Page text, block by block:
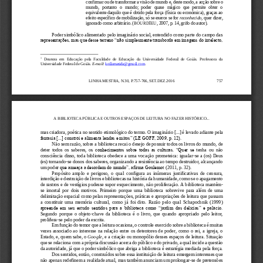
LINHA MESTRA, N.30, P.757-766, SET .DEZ .2016 757
confirmar ou de transformar a visão de mundo e, deste modo, a acção sobre o
mundo,   portanto   o   mundo;   poder   quase   mágico   que   permite   obter   o
equivalente daquilo que é obtido pela força (física ou económica), graças ao
efeito específico de mobilização, só se exerce se for reconhecido, quer dizer,
ignorado como arbitrário. (BOURDIEU, 2007, p. 14, grifo do autor).
Poder simbólico alimentado pelo imaginário social, entendido como parte do campo das
representações, mas que desse terreno “não simplesmente transborda em imagens do intelecto,
1 Doutora  em  Educação  pela  Faculdade  de  Educação  da  Universidade  Federal  de  Goiás.  Professora  da
Universidade Federal de Goiás. E-mail: keilamatida@gmail.com.
A BIBLIOTECA P ÚBLICA E OUTROS ESPAÇOS DE LEITURA NO FAZER HISTÓRICO...
mas criadora, poética no sentido etimológico do termo. O imaginário [...] é levado adiante pela
fantasia [...] constrói e alimenta lendas e mitos” (LE GOFF, 2009, p. 12).
Não sem razão, sobre a biblioteca recai o desejo de possuir todos os livros do mundo, de
deter  todos  os  saberes,  os conhecimentos sobre todas as culturas. “Quer se tenha  ou  não
consciência disso, toda biblioteca obedece a uma vocação prometeica: igualar-se a (os) Deus
(es) tornando-se donos dos saberes, organizando a resistência ao tempo destruidor, alcançando
um poder que ameaça a desordem do mundo”, afirma Goulemot (2011, p. 32).
Propósito  amplo  e  perigoso,  o  qual  configura  as  inúmeras  justificativas  de  censura,
interdição e destruição de livros e bibliotecas na história da humanidade, como se o apagamento
de rastros e de vestígios pudesse supor esquecimento, não proliferação. A biblioteca mantém-
se  imortal  por  dois  motivos.  Primeiro  porque  uma  biblioteca  sobrevive  para  além  de  uma
delimitação espacial como pelas representações, práticas e apropriações de leitura que passam
a  constituir  uma  memória  cultural,  como  já  foi  dito.  Razão  pelo  qual  Schapochnik  (1999)
apreende em seu estudo sentidos para a biblioteca como “jardim das delícias” e palácio.
Segundo  porque  o  objeto-chave  da  biblioteca  é  o  livro,  que  quando  apropriado  pelo  leitor,
prolifera-se pelo poder da escrita.
Em função do temor que a leitura ocasiona, o controle exercido sobre a biblioteca é muitas
vezes  associado  ao  interesse  na  relação  entre  os  detentores de  poder,  como  o  rei, a  igreja,  o
Estado, e, quem sabe, o Google, e a criação ou monopólio desses espaços de leitura. Situação
que se relaciona com a própria discussão acerca do público e do privado, a qual incide a questão
da autoridade, já que o poder simbólico que abriga a biblioteca é estratégia mediada pela força.
Dos sentidos, então, construídos sobre essa instituição de leitura emergem interesses que
não apenas redefinem a realidade atual, mas também anunciam um prolongar-se de pretensões